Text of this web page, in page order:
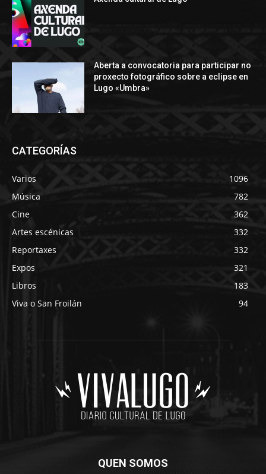
Aberta a convocatoria para participar no
proxecto fotográfico sobre a eclipse en
Lugo «Umbra»
CATEGORÍAS
Varios
1096
Música
782
Cine
362
Artes escénicas
332
Reportaxes
332
Expos
321
Libros
183
Viva o San Froilán
94
QUEN SOMOS